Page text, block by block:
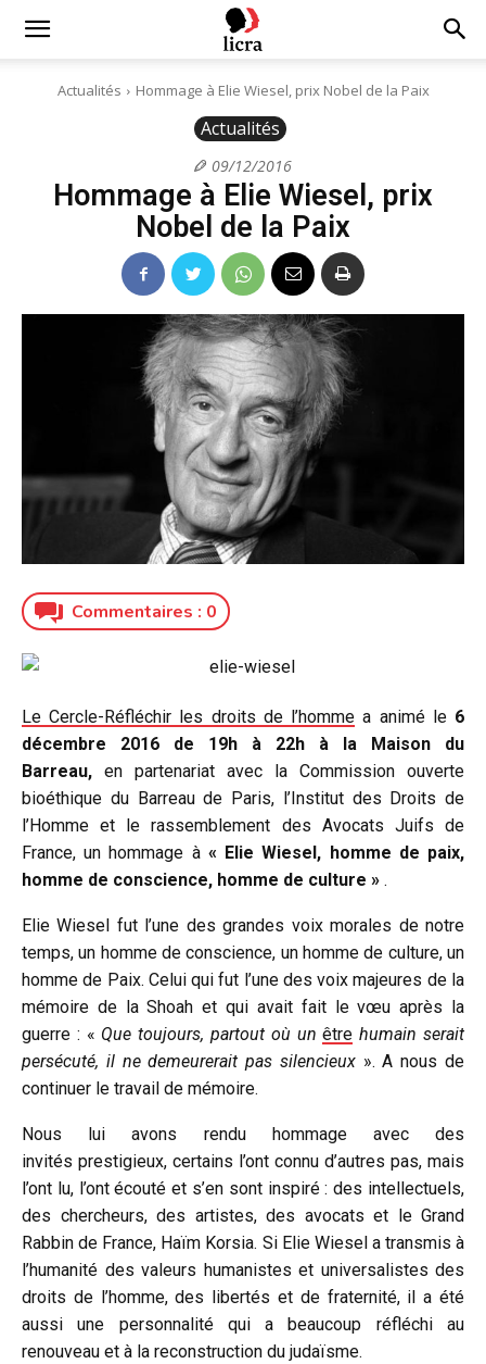
Licra
Actualités Hommage à Elie Wiesel, prix Nobel de la Paix
Actualités
09/12/2016
Hommage à Elie Wiesel, prix
Nobel de la Paix
Commentaires : 0
Le Cercle-Réfléchir les droits de l’homme a animé le 6
décembre 2016 de 19h à 22h à la Maison du
Barreau, en partenariat avec la Commission ouverte
bioéthique du Barreau de Paris, l’Institut des Droits de
l’Homme et le rassemblement des Avocats Juifs de
France, un hommage à « Elie Wiesel, homme de paix,
homme de conscience, homme de culture » .
Elie Wiesel fut l’une des grandes voix morales de notre
temps, un homme de conscience, un homme de culture, un
homme de Paix. Celui qui fut l’une des voix majeures de la
mémoire de laShoah et qui avait fait le vœu après la
guerre : « Que toujours, partout où un être humain serait
persécuté, il ne demeurerait pas silencieux ». A nous de
continuer le travail de mémoire.
Nous lui avons rendu hommage avec des
invités prestigieux, certains l’ont connu d’autres pas, mais
l’ont lu, l’ont écouté et s’en sont inspiré : des intellectuels,
des chercheurs, des artistes, des avocats et le Grand
Rabbin de France, Haïm Korsia. Si Elie Wiesel a transmis à
l’humanité des valeurs humanistes et universalistes des
droits de l’homme, des libertés et de fraternité, il a été
aussi une personnalité qui a beaucoup réfléchi au
renouveau et à la reconstruction du judaïsme.